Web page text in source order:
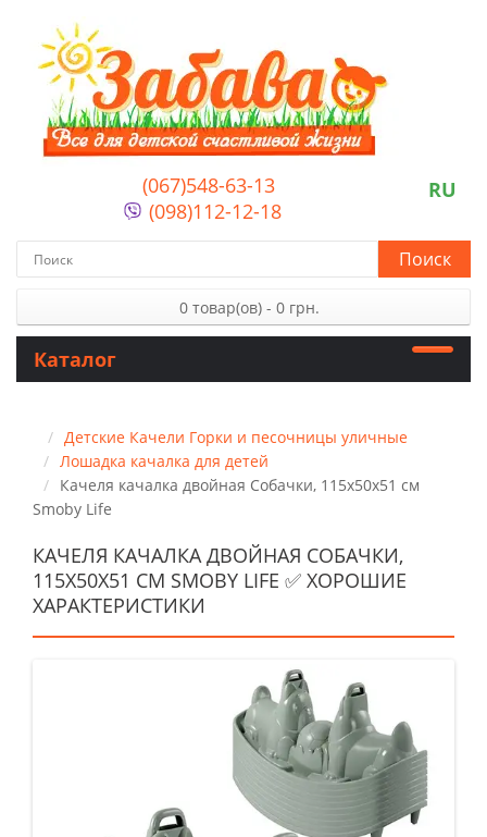
(067)548-63-13
(098)112-12-18
RU
Поиск
0 товар(ов) - 0 грн.
Каталог
Детские Качели Горки и песочницы уличные
Лошадка качалка для детей
Качеля качалка двойная Собачки, 115x50x51 см
Smoby Life
КАЧЕЛЯ КАЧАЛКА ДВОЙНАЯ СОБАЧКИ,
115X50X51 СМ SMOBY LIFE ✅ ХОРОШИЕ
ХАРАКТЕРИСТИКИ